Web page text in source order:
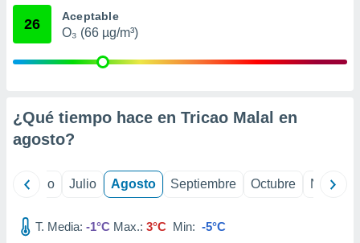
publicidad
26 Aceptable
O₃ (66 µg/m³)
¿Qué tiempo hace en Tricao Malal en
agosto?
Junio Julio Agosto Septiembre Octubre
T. Media: -1°C Max.: 3°C Min: -5°C